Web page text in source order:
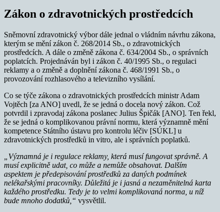
Zákon o zdravotnických prostředcích
Sněmovní zdravotnický výbor dále jednal o vládním návrhu zákona,
kterým se mění zákon č. 268/2014 Sb., o zdravotnických
prostředcích. A dále o změně zákona č. 634/2004 Sb., o správních
poplatcích. Projednáván byl i zákon č. 40/1995 Sb., o regulaci
reklamy a o změně a doplnění zákona č. 468/1991 Sb., o
provozování rozhlasového a televizního vysílání.
Co se týče zákona o zdravotnických prostředcích ministr Adam
Vojtěch [za ANO] uvedl, že se jedná o docela nový zákon. Což
potvrdil i zpravodaj zákona poslanec Julius Špičák [ANO]. Ten řekl,
že se jedná o komplikovanou právní normu, která významně mění
kompetence Státního ústavu pro kontrolu léčiv [SÚKL] u
zdravotnických prostředků in vitro, ale i správních poplatků.
„Významná je i regulace reklamy, která musí fungovat správně. A
musí explicitně udat, co může a nemůže obsahovat. Dalším
aspektem je předepisování prostředků za daných podmínek
nelékařskými pracovníky. Důležitá je i jasná a nezaměnitelná karta
každého prostředku. Tedy je to velmi komplikovaná norma, u níž
bude mnoho dodatků,“ vysvětlil.